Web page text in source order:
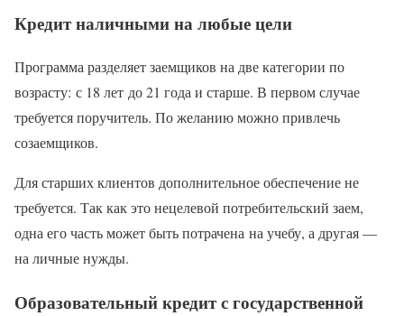
Кредит наличными на любые цели
Программа разделяет заемщиков на две категории по
возрасту: с 18 лет до 21 года и старше. В первом случае
требуется поручитель. По желанию можно привлечь
созаемщиков.
Для старших клиентов дополнительное обеспечение не
требуется. Так как это нецелевой потребительский заем,
одна его часть может быть потрачена на учебу, а другая —
на личные нужды.
Образовательный кредит с государственной